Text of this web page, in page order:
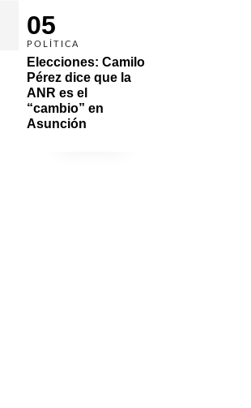
05
POLÍTICA
Elecciones: Camilo
Pérez dice que la
ANR es el
“cambio” en
Asunción